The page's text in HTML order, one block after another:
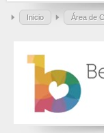
Inicio Área de